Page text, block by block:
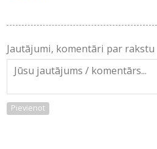
Jautājumi, komentāri par rakstu
Pievienot